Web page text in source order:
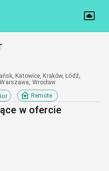
Katowice, Kraków, Łódź,
Wrocław
Remote
w ofercie